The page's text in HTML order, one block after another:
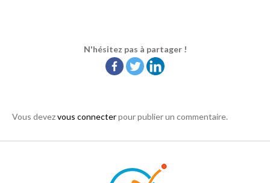
N'hésitez pas à partager !
Vous devezvous connecterpour publier un commentaire.